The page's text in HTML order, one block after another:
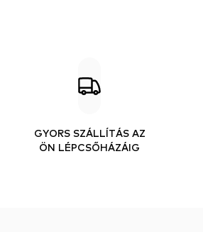
GYORS SZÁLLÍTÁS AZ
ÖN LÉPCSŐHÁZÁIG